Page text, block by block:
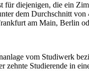
für diejenigen, die ein
dem Durchschnitt
am Main, Berlin
vom Studiwerk
Studierende in